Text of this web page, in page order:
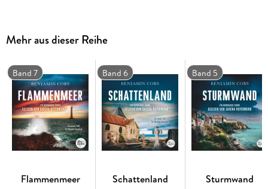
Schutzperson die zentrale Figur zu sein scheint.
Mehr aus dieser Reihe
Band 7
Flammenmeer
Band 6
Schattenland
Band 5
Sturmwand